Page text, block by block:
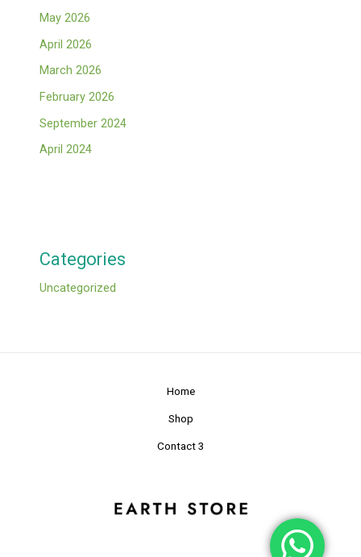
May 2026
April 2026
March 2026
February 2026
September 2024
April 2024
Categories
Uncategorized
Home
Shop
Contact 3